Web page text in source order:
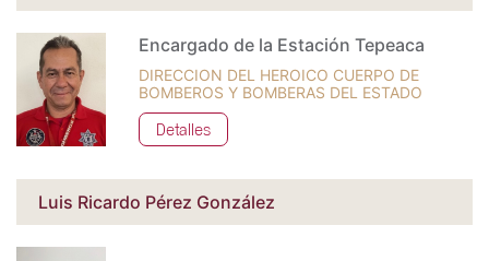
Encargado de la Estación Tepeaca
DIRECCION DEL HEROICO CUERPO DE
BOMBEROS Y BOMBERAS DEL ESTADO
Detalles
Luis Ricardo Pérez González